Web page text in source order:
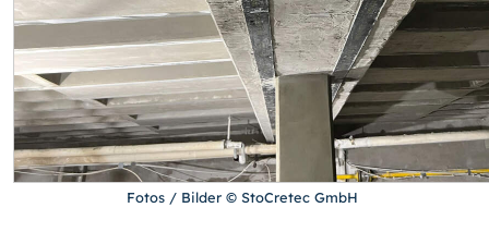
Fotos / Bilder © StoCretec GmbH